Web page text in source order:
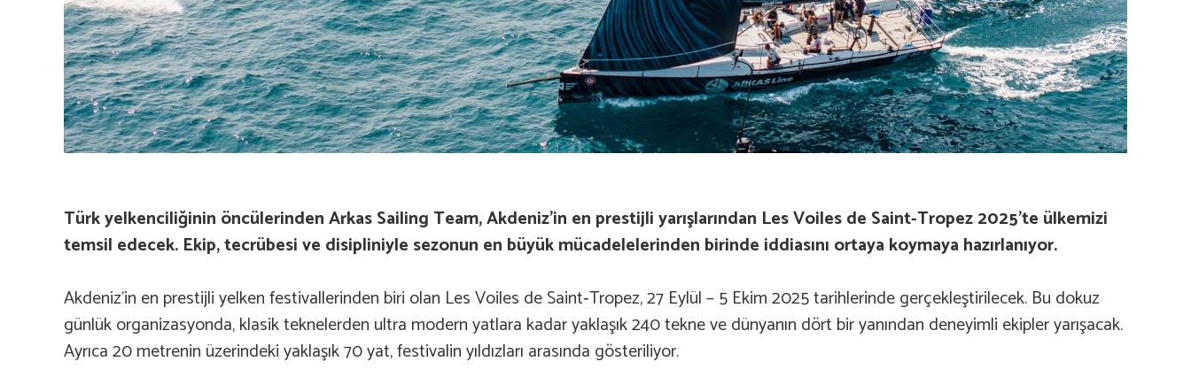
Türk yelkenciliğinin öncülerinden Arkas Sailing Team, Akdeniz’in en prestijli yarışlarından Les Voiles de Saint-Tropez 2025’te ülkemizi
temsil edecek. Ekip, tecrübesi ve disipliniyle sezonun en büyük mücadelelerinden birinde iddiasını ortaya koymaya hazırlanıyor.
Akdeniz’in en prestijli yelken festivallerinden biri olan Les Voiles de Saint‑Tropez, 27 Eylül – 5 Ekim 2025 tarihlerinde gerçekleştirilecek. Bu dokuz
günlük organizasyonda, klasik teknelerden ultra modern yatlara kadar yaklaşık 240 tekne ve dünyanın dört bir yanından deneyimli ekipler yarışacak.
Ayrıca 20 metrenin üzerindeki yaklaşık 70 yat, festivalin yıldızları arasında gösteriliyor.